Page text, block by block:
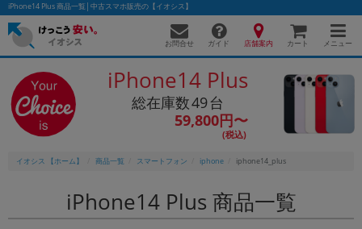
iPhone14 Plus 商品一覧│中古スマホ販売の【イオシス】
お問合せ ガイド 店舗案内 カート メニュー
iPhone14 Plus
49
59,800円〜
イオシス 【ホーム】 商品一覧 スマートフォン iphone iphone14_plus
iPhone14 Plus 商品一覧
かんたんパソコン検索に切り替える
除外ワード